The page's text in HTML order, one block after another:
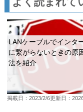
LANケーブルでインタ
に繋がらないときの原
法を紹介
掲載日：2023/2/6更新日：